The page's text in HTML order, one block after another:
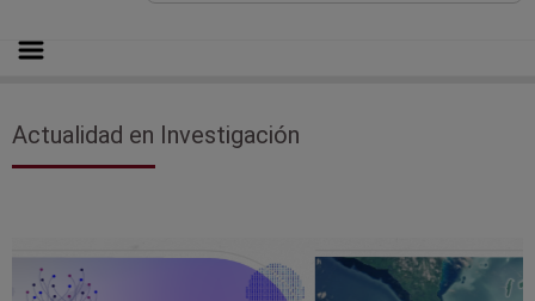
Actualidad en Investigación